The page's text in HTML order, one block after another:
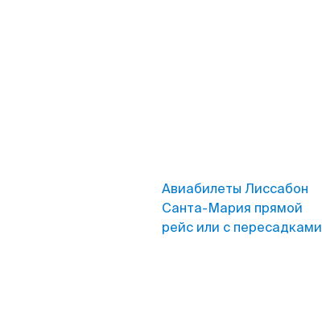
Авиабилеты Лиссабон
Санта-Мария прямой
рейс или с пересадками